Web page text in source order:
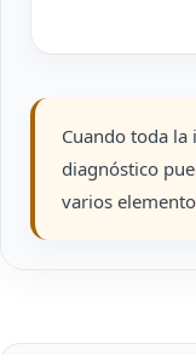
Cuando toda la
diagnóstico
varios